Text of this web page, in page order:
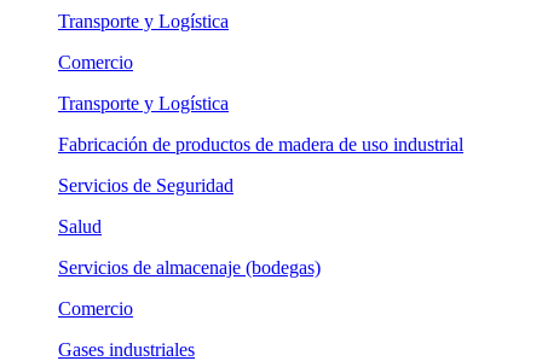
Transporte y Logística
Comercio
Transporte y Logística
Fabricación de productos de madera de uso industrial
Servicios de Seguridad
Salud
Servicios de almacenaje (bodegas)
Comercio
Gases industriales